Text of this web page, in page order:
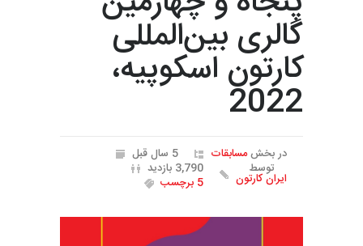
گالری بین‌المللی
کارتون اسکوپیه،
2022
در بخشمسابقات
5 سال قبل
توسط
ایران کارتون
3,790 بازدید
5 برچسب